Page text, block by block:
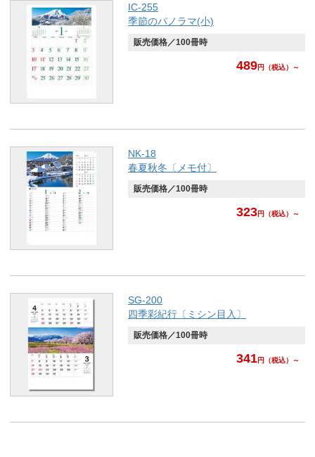
IC-255
季節のパノラマ(小)
販売価格／100冊時
489円 （税込）～
NK-18
春夏秋冬〔メモ付〕
販売価格／100冊時
323円 （税込）～
SG-200
四季彩紀行〔ミシン目入〕
販売価格／100冊時
341円 （税込）～